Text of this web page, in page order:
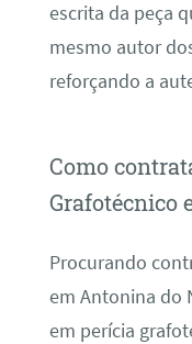
escrita da peça
mesmo autor
reforçando a
Como
Grafotécnico
Procurando
em Antonina do
em perícia